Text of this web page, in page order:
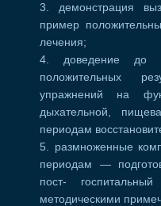
демонстрация
пример
лечения;
доведение до
положительных
упражнений на
дыхательной,
периодам
размноженные
периодам —
пост-
методическими